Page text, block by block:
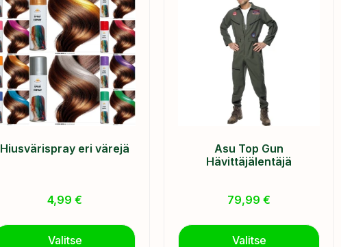
Hiusvärispray eri värejä
4,99€
Valitse
Asu Top Gun
Hävittäjälentäjä
79,99€
Valitse